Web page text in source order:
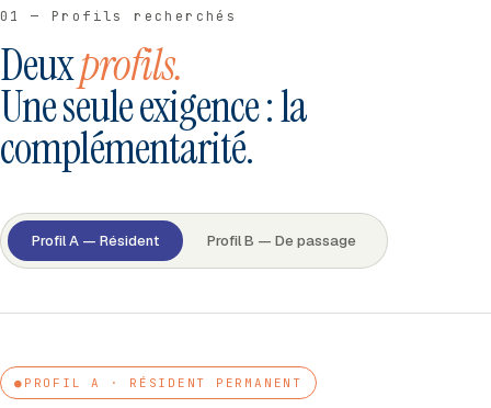
01 — Profils recherchés
Deuxprofils.
Une seule exigence : la
complémentarité.
Profil A — Résident Profil B — De passage
● PROFIL A · RÉSIDENT PERMANENT